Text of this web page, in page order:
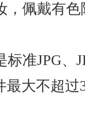
，佩戴有
标准JPG、
最大不超